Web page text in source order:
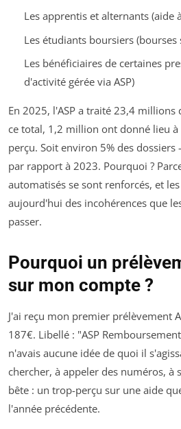
Les apprentis et alternants (aide
Les étudiants boursiers
Les bénéficiaires de certaines
d'activité gérée via ASP)
En 2025, l'ASP a traité 23,4 millions
ce total, 1,2 million ont donné lieu
perçu. Soit environ 5% des
par rapport à 2023. Pourquoi ?
automatisés se sont renforcés, et
aujourd'hui des incohérences que
passer.
Pourquoi un
sur mon compte ?
J'ai reçu mon premier prélèvement
187€. Libellé : "ASP
n'avais aucune idée de quoi il
chercher, à appeler des numéros, à
bête : un trop-perçu sur une aide
l'année précédente.